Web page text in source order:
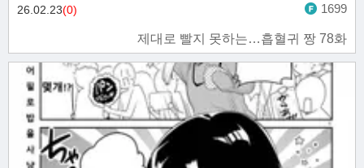
제대로 빨지 못하는…흡혈귀 짱 78화
26.02.23(0) 1699